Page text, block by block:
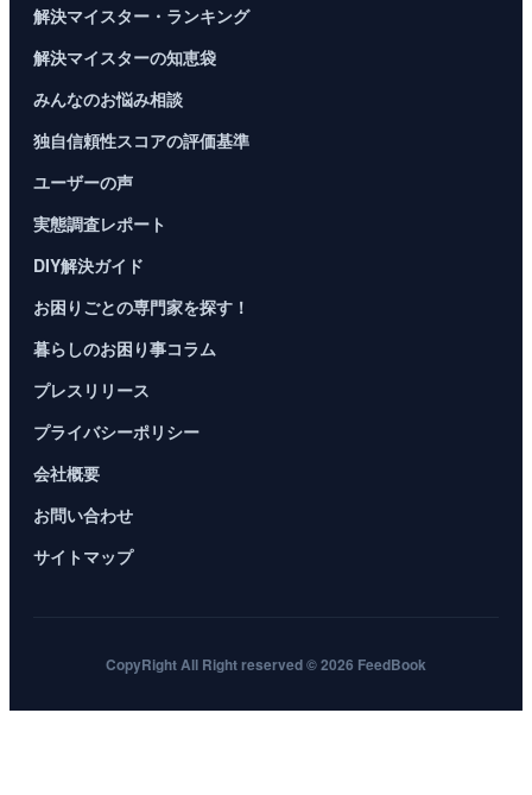
解決マイスター・ランキング
解決マイスターの知恵袋
みんなのお悩み相談
独自信頼性スコアの評価基準
ユーザーの声
実態調査レポート
DIY解決ガイド
お困りごとの専門家を探す！
暮らしのお困り事コラム
プレスリリース
プライバシーポリシー
会社概要
お問い合わせ
サイトマップ
CopyRight All Right reserved © 2026 FeedBook